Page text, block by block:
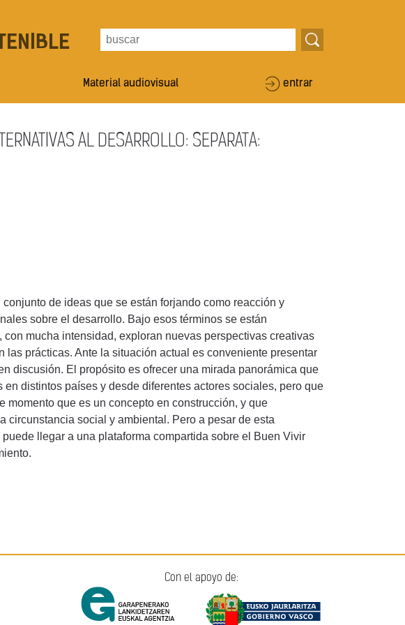
Material audiovisual entrar
AL DESARROLLO: SEPARATA:
de ideas que se están forjando como reacción y
sobre el desarrollo. Bajo esos términos se están
mucha intensidad, exploran nuevas perspectivas creativas
las prácticas. Ante la situación actual es conveniente presentar
discusión. El propósito es ofrecer una mirada panorámica que
distintos países y desde diferentes actores sociales, pero que
momento que es un concepto en construcción, y que
circunstancia social y ambiental. Pero a pesar de esta
llegar a una plataforma compartida sobre el Buen Vivir
Con el apoyo de: